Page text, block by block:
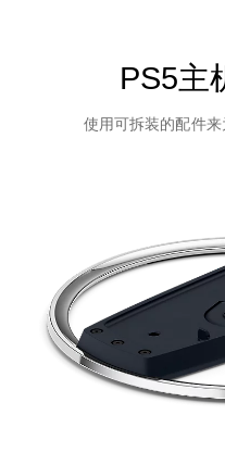
PS5主
使用可拆装的配件来